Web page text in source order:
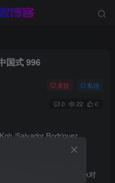
国式 996
关注 私信
0 22 0
/Salvador Rodriguez
备忘录中，他说，“TikTok对